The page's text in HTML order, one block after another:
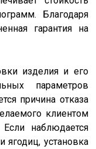
Благодаря
гарантия на
изделия и его
параметров
причина отказа
клиентом
наблюдается
ягодиц, установка